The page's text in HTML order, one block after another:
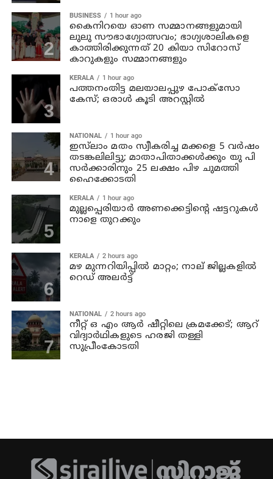
BUSINESS 1 hour ago
കൈനിറയെ ഓണ സമ്മാനങ്ങളുമായി
ലുലു സൗഭാ​ഗ്യോത്സവം; ഭാ​ഗ്യശാലികളെ
കാത്തിരിക്കുന്നത് 20 കിയാ സിറോസ്
കാറുകളും സമ്മാനങ്ങളും
KERALA 1 hour ago
പത്തനംതിട്ട മലയാലപ്പുഴ പോക്സോ
കേസ്; ഒരാള്‍ കൂടി അറസ്റ്റില്‍
NATIONAL 1 hour ago
ഇസ്‍ലാം മതം സ്വീകരിച്ച മക്കളെ 5 വർഷം
തടങ്കലിലിട്ടു; മാതാപിതാക്കൾക്കും യു പി
സർക്കാരിനും 25 ലക്ഷം പിഴ ചുമത്തി
ഹൈക്കോടതി
KERALA 1 hour ago
മുല്ലപ്പെരിയാര്‍ അണക്കെട്ടിന്റെ ഷട്ടറുകള്‍
നാളെ തുറക്കും
KERALA 2 hours ago
മഴ മുന്നറിയിപ്പില്‍ മാറ്റം; നാല് ജില്ലകളില്‍
റെഡ് അലര്‍ട്ട്
NATIONAL 2 hours ago
നീറ്റ് ഒ എം ആര്‍ ഷീറ്റിലെ ക്രമക്കേട്; ആറ്
വിദ്യാര്‍ഥികളുടെ ഹരജി തള്ളി
സുപ്രീംകോടതി